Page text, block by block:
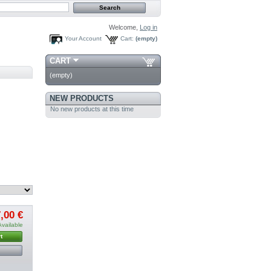
Welcome, Log in
Cart: (empty)
Your Account
€
CART
(empty)
NEW PRODUCTS
No new products at this time